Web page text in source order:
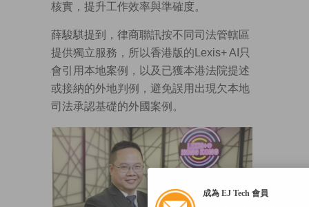
核實，提升工作效率與準確度。
薛駿騏提到，律商聯訊按不同司法管轄區
提供獨立服務，所以香港版的Lexis+ AI只
會引用本地案例，以及已獲本港法院提述
或接納的外地判例，避免誤用出現欠本地
司法承認基礎的外國案例。
成為 EJ Tech 會員